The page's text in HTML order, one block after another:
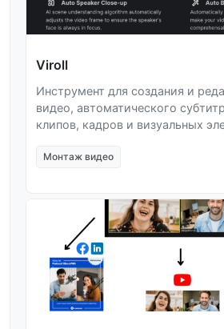
Viroll
Инструмент для создания и
видео, автоматического
клипов, кадров и визуальных
Монтаж видео